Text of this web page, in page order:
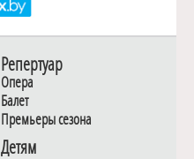
Репертуар
Опера
Балет
Премьеры сезона
Детям